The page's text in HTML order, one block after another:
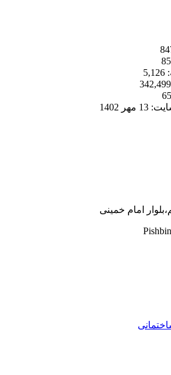
5,126
342,499
13 مهر 1402
امام خمینی